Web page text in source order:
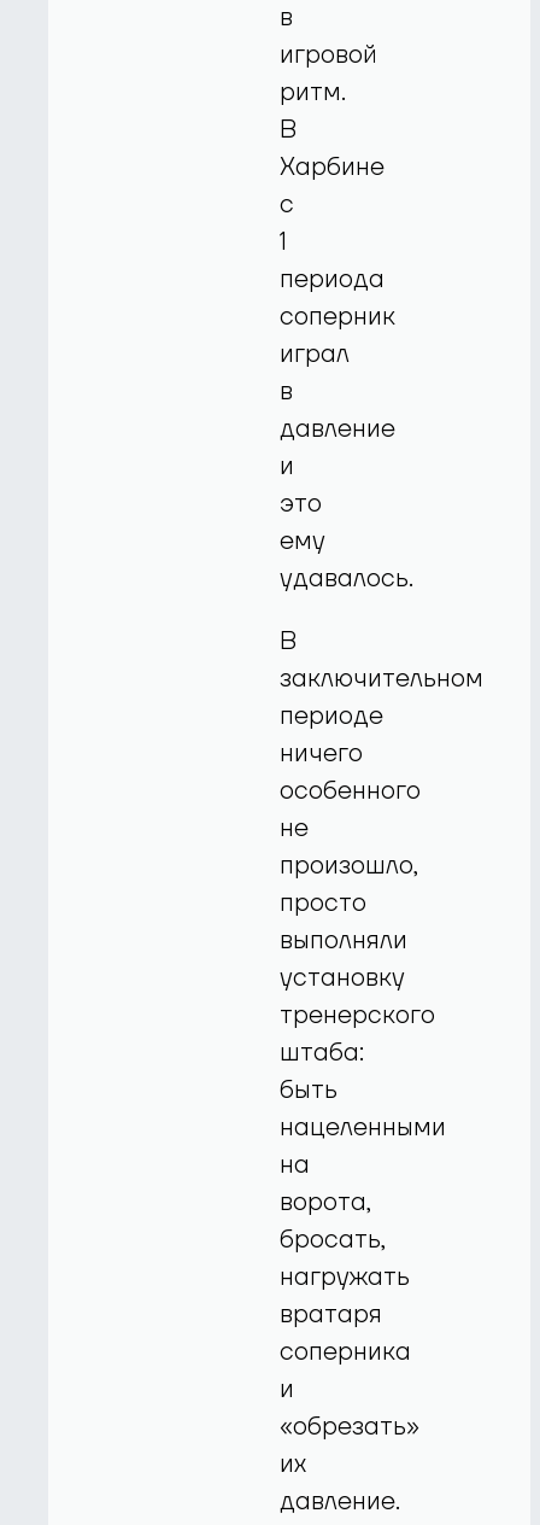
в
игровой
ритм.
В
Харбине
с
1
периода
соперник
играл
в
давление
и
это
ему
удавалось.
В
заключительном
периоде
ничего
особенного
не
произошло,
просто
выполняли
установку
тренерского
штаба:
быть
нацеленными
на
ворота,
бросать,
нагружать
вратаря
соперника
и
«обрезать»
их
давление.